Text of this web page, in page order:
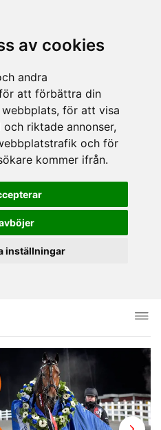
av cookies
andra
att förbättra din
för att visa
riktade annonser,
och för
kommer ifrån.
inställningar